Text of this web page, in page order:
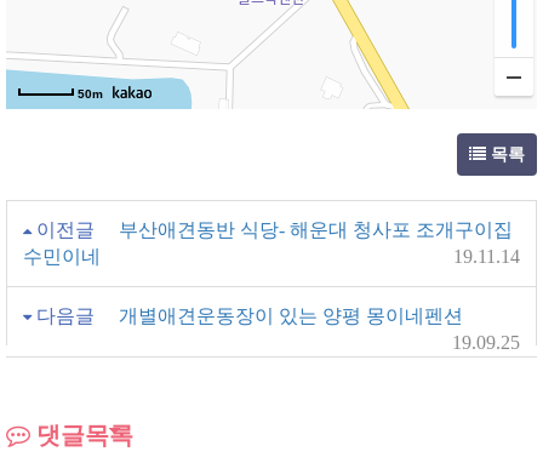
50m
목록
이전글
부산애견동반 식당- 해운대 청사포 조개구이집
수민이네
19.11.14
다음글
개별애견운동장이 있는 양평 몽이네펜션
19.09.25
댓글목록